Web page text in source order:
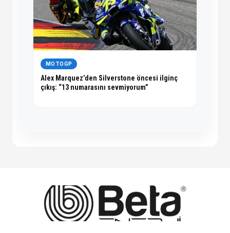
MOTOGP
Alex Marquez’den Silverstone öncesi ilginç
çıkış: “13 numarasını sevmiyorum”